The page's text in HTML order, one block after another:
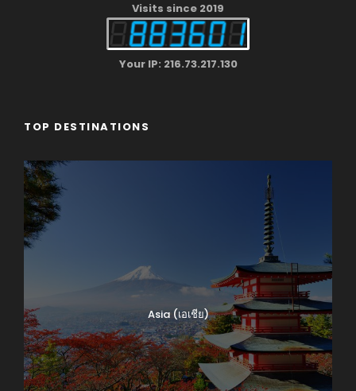
Visits since 2019
Your IP: 216.73.217.130
TOP DESTINATIONS
Asia (เอเชีย)